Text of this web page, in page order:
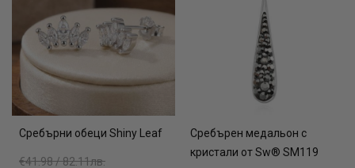
Сребърни обеци Shiny Leaf
€41.98 / 82.11лв.
Сребърен медальон с
кристали от Sw® SM119